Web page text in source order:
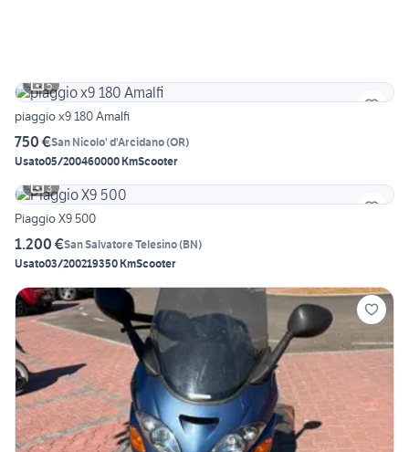
5
piaggio x9 180 Amalfi
750 €San Nicolo' d'Arcidano(OR)
Usato05/200460000 KmScooter
3
Piaggio X9 500
1.200 €San Salvatore Telesino(BN)
Usato03/200219350 KmScooter